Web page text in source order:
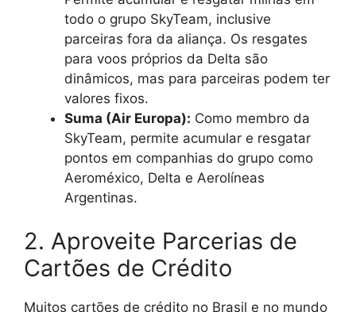
todo o grupo SkyTeam, inclusive
parceiras fora da aliança. Os resgates
para voos próprios da Delta são
dinâmicos, mas para parceiras podem ter
valores fixos.
Suma (Air Europa): Como membro da
SkyTeam, permite acumular e resgatar
pontos em companhias do grupo como
Aeroméxico, Delta e Aerolíneas
Argentinas.
2. Aproveite Parcerias de
Cartões de Crédito
Muitos cartões de crédito no Brasil e no mundo